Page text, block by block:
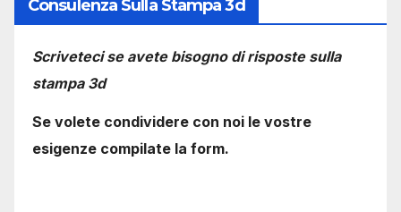
Consulenza Sulla Stampa 3d
Scriveteci se avete bisogno di risposte sulla
stampa 3d
Se volete condividere con noi le vostre
esigenze compilate la form.